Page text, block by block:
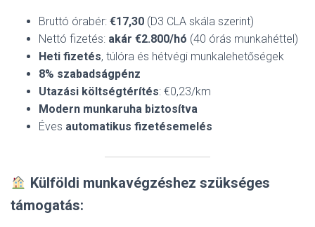
Bruttó órabér: €17,30 (D3 CLA skála szerint)
Nettó fizetés: akár €2.800/hó (40 órás munkahéttel)
Heti fizetés, túlóra és hétvégi munkalehetőségek
8% szabadságpénz
Utazási költségtérítés: €0,23/km
Modern munkaruha biztosítva
Éves automatikus fizetésemelés
Külföldi munkavégzéshez szükséges
támogatás: